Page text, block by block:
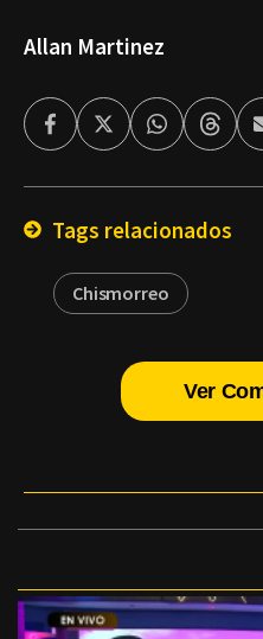
Allan Martinez
FacebookTwitterWhatsapp
Tags relacionados
Chismorreo
Ver